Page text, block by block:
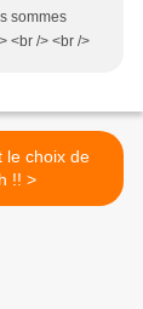
sommes
<br /> <br />
le choix de
Raph !! >